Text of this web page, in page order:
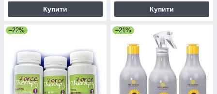
Купити Купити
–22% –21%